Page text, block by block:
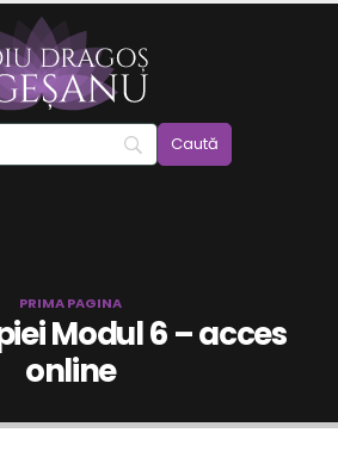
PRIMA PAGINA
Modul 6 – acces
online